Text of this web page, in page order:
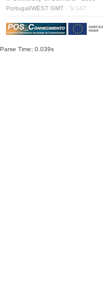
Portugal/WEST GMT · S:147
Parse Time: 0.039s